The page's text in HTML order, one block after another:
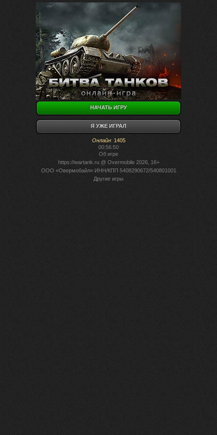
НАЧАТЬ ИГРУ
Я УЖЕ ИГРАЛ
Онлайн: 1405
00:56:50
Об игре
https://wartank.ru@ Overmobile 2026, 16+
ООО «Овермобайл» ИНН/КПП 5408290672/540801001
Другие игры